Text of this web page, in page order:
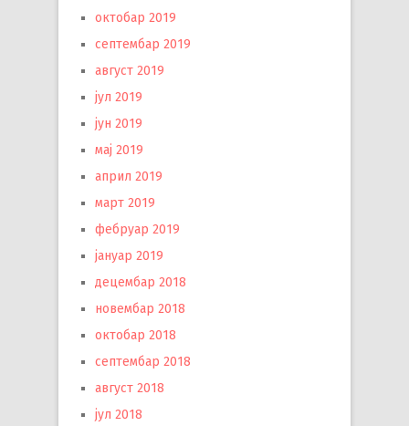
октобар 2019
септембар 2019
август 2019
јул 2019
јун 2019
мај 2019
април 2019
март 2019
фебруар 2019
јануар 2019
децембар 2018
новембар 2018
октобар 2018
септембар 2018
август 2018
јул 2018